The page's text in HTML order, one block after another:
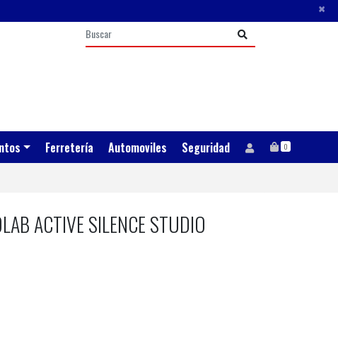
×
Ferretería Automoviles Seguridad 0
ACTIVE SILENCE STUDIO